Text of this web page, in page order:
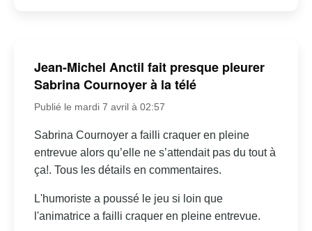
Jean-Michel Anctil fait presque pleurer
Sabrina Cournoyer à la télé
Publié le mardi 7 avril à 02:57
Sabrina Cournoyer a failli craquer en pleine
entrevue alors qu’elle ne s’attendait pas du tout à
ça!. Tous les détails en commentaires.
L'humoriste a poussé le jeu si loin que
l'animatrice a failli craquer en pleine entrevue.